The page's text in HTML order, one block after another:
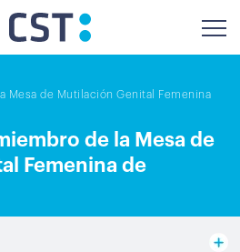
Mesa de Mutilación Genital Femenina
de la Mesa de
Femenina de